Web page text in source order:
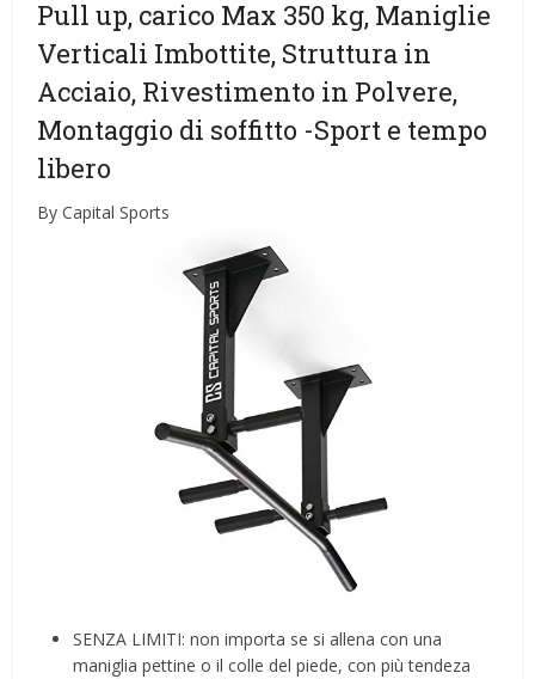
Pull up, carico Max 350 kg, Maniglie
Verticali Imbottite, Struttura in
Acciaio, Rivestimento in Polvere,
Montaggio di soffitto -Sport e tempo
libero
By Capital Sports
SENZA LIMITI: non importa se si allena con una
maniglia pettine o il colle del piede, con più tendeza